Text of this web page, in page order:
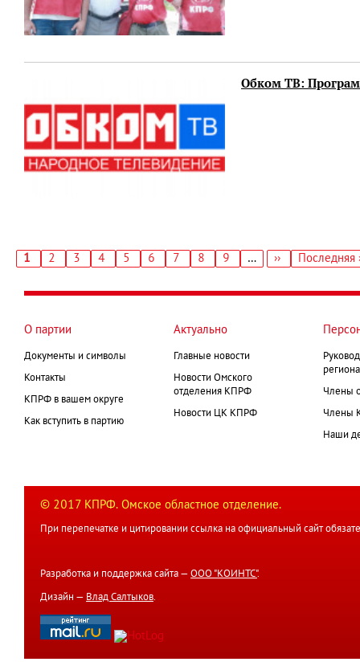
Обком ТВ:
страниц
Текущая
1 Страница
2 Страница
3 Страница
4 Страница
5 Страница
6 Страница
7 Страница
8 Страница
9 …
Следующая
››
Последняя
Последняя
О партии
Документы и символы
Контакты
КПРФ в вашем округе
Как вступить в партию
Актуально
Главные новости
Новости Омского
отделения КПРФ
Новости ЦК КПРФ
Члены
Члены
Наши
© 2017 КПРФ. Омское областное отделение.
При перепечатке и цитировании ссылка на официальный сайт
Разработка и поддержка сайта — ООО "КОИНТС".
Дизайн — Влад Салтыков.